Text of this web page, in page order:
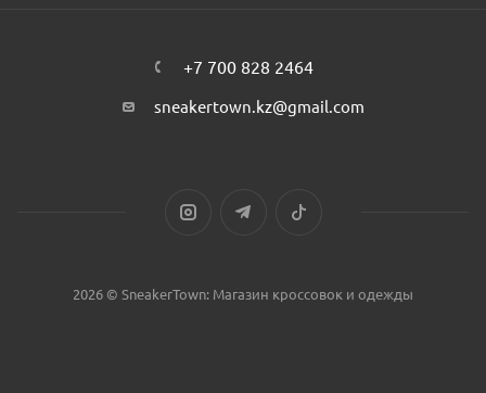
+7 700 828 2464
sneakertown.kz@gmail.com
2026 © SneakerTown: Магазин кроссовок и одежды